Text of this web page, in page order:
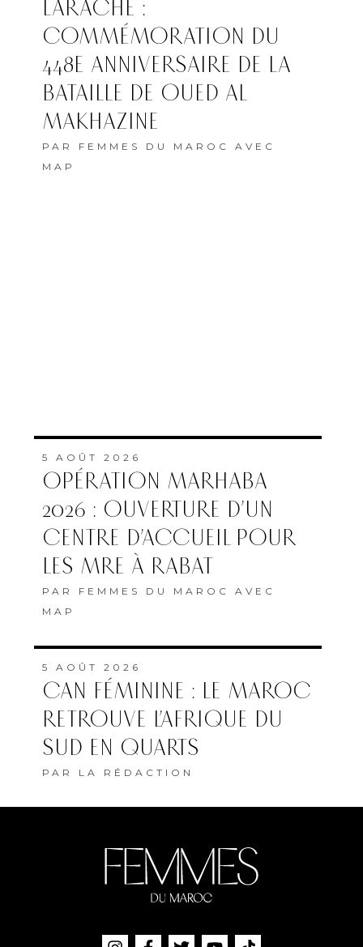
LARACHE :
COMMÉMORATION DU
448E ANNIVERSAIRE DE LA
BATAILLE DE OUED AL
MAKHAZINE
PAR FEMMES DU MAROC AVEC
MAP
5 AOÛT 2026
OPÉRATION MARHABA
2026 : OUVERTURE D’UN
CENTRE D’ACCUEIL POUR
LES MRE À RABAT
PAR FEMMES DU MAROC AVEC
MAP
5 AOÛT 2026
CAN FÉMININE : LE MAROC
RETROUVE L’AFRIQUE DU
SUD EN QUARTS
PAR LA RÉDACTION